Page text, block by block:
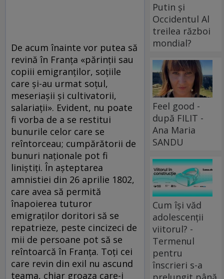
De acum înainte vor putea să
revină în Franţa «părinţii sau
copiii emigranţilor, soţiile
care şi-au urmat soţul,
meseriaşii şi cultivatorii,
salariaţii». Evident, nu poate
fi vorba de a se restitui
bunurile celor care se
reîntorceau; cumpărătorii de
bunuri naţionale pot fi
liniştiţi. În aşteptarea
amnistiei din 26 aprilie 1802,
care avea să permită
înapoierea tuturor
emigraţilor doritori să se
repatrieze, peste cincizeci de
mii de persoane pot să se
reîntoarcă în Franţa. Toţi cei
care revin din exil nu ascund
teama, chiar groaza care-i
Putin și
Occidentul Al
treilea război
mondial?
Feel good -
după FILIT -
Ana Maria
SANDU
Cum își văd
adolescenții
viitorul? -
Termenul
pentru
înscrieri s-a